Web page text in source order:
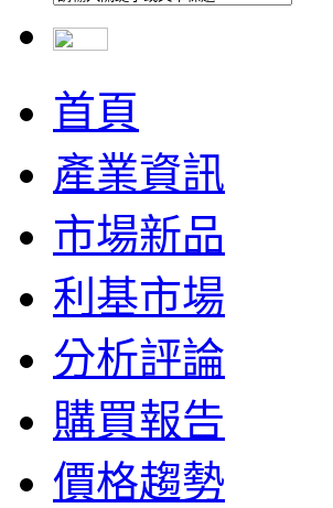
首頁
產業資訊
市場新品
利基市場
分析評論
購買報告
價格趨勢